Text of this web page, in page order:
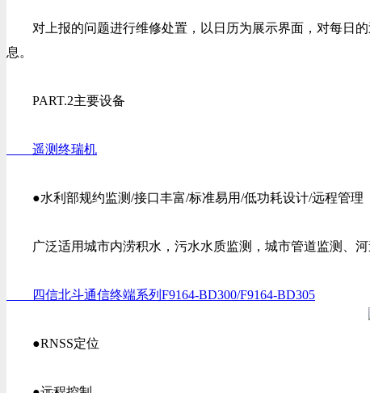
对上报的问题进行维修处置，以日历为展示界面，对每日的
息。
PART.2主要设备
遥测终瑞机
●水利部规约监测/接口丰富/标准易用/低功耗设计/远程管理
广泛适用城市内涝积水，污水水质监测，城市管道监测、河
四信北斗通信终端系列F9164-BD300/F9164-BD305
●RNSS定位